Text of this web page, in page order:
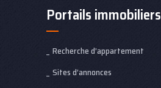
Portails immobiliers
Recherche d’appartement
Sites d’annonces